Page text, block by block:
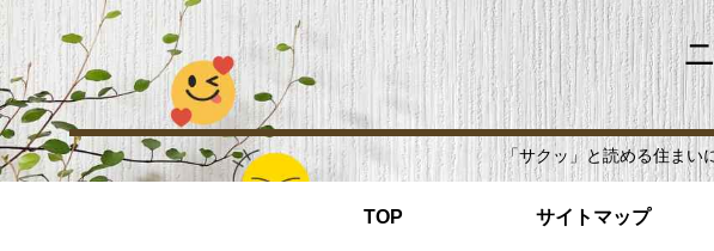
「サクッ」と読める住まい
TOP サイトマップ